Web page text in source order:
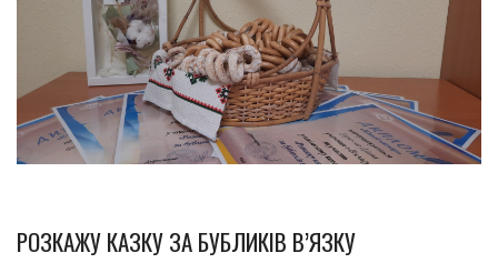
РОЗКАЖУ КАЗКУ ЗА БУБЛИКІВ В’ЯЗКУ